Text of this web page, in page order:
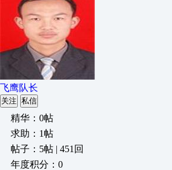
飞鹰队长
关注 私信
精华：0帖
求助：1帖
帖子：5帖 | 451回
年度积分：0